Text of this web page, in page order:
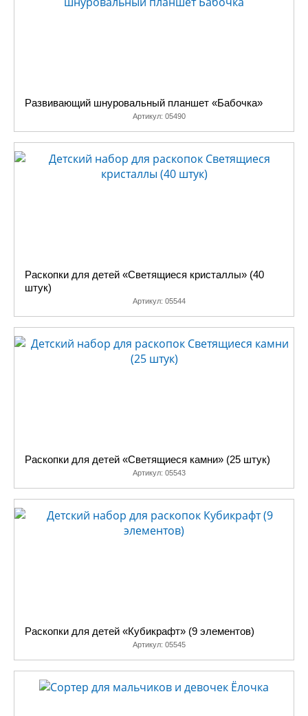
Развивающий шнуровальный планшет «Бабочка»
Артикул: 05490
Раскопки для детей «Светящиеся кристаллы» (40
штук)
Артикул: 05544
Раскопки для детей «Светящиеся камни» (25 штук)
Артикул: 05543
Раскопки для детей «Кубикрафт» (9 элементов)
Артикул: 05545